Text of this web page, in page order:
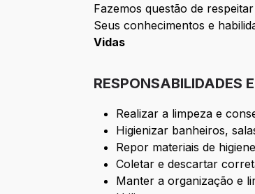
Fazemos questão de
Seus conhecimentos e
Vidas
RESPONSABILIDADES
Realizar a limpeza e
Higienizar banheiros,
Repor materiais de
Coletar e descartar
Manter a organização e